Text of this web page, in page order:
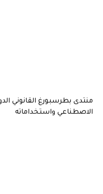
منتدى بطرسبورغ القانوني
الاصطناعي واستخداماته